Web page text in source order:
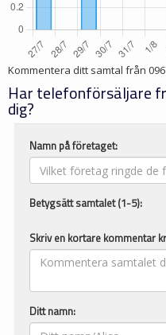
Kommentera ditt samtal från
Har telefonförsäljare
dig?
Namn på företaget:
Betygsätt samtalet (1-5):
Skriv en kortare kommentar
Ditt namn: